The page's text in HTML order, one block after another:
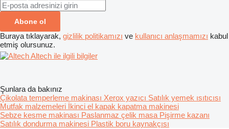
Abone ol
Buraya tıklayarak, gizlilik politikamızı ve kullanıcı anlaşmamızı kabul
etmiş olursunuz.
Altech ile ilgili bilgiler
Şunlara da bakınız
Çikolata temperleme makinası Xerox yazıcı Satılık yemek ısıtıcısı
Mutfak malzemeleri İkinci el kapak kapatma makinesi
Sebze kesme makinası Paslanmaz çelik masa Pişirme kazanı
Satılık dondurma makinesi Plastik boru kaynakçısı